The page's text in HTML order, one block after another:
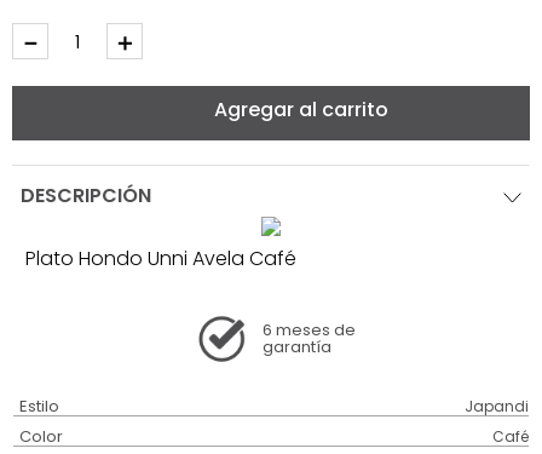
＋
－
Agregar al carrito
DESCRIPCIÓN
Plato Hondo Unni Avela Café
6 meses de
garantía
Estilo Japandi
Color Café